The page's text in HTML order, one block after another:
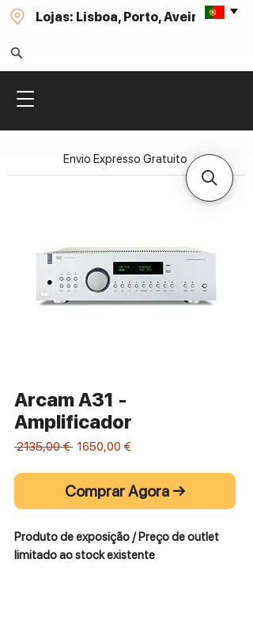
Lojas: Lisboa, Porto, Aveiro
Arcam A31 -
Amplificador
2135,00 € Preço
1650,00 €
Comprar Agora →
Produto de exposição / Preço de outlet
limitado ao stock existente
Envio Expresso Gratuito